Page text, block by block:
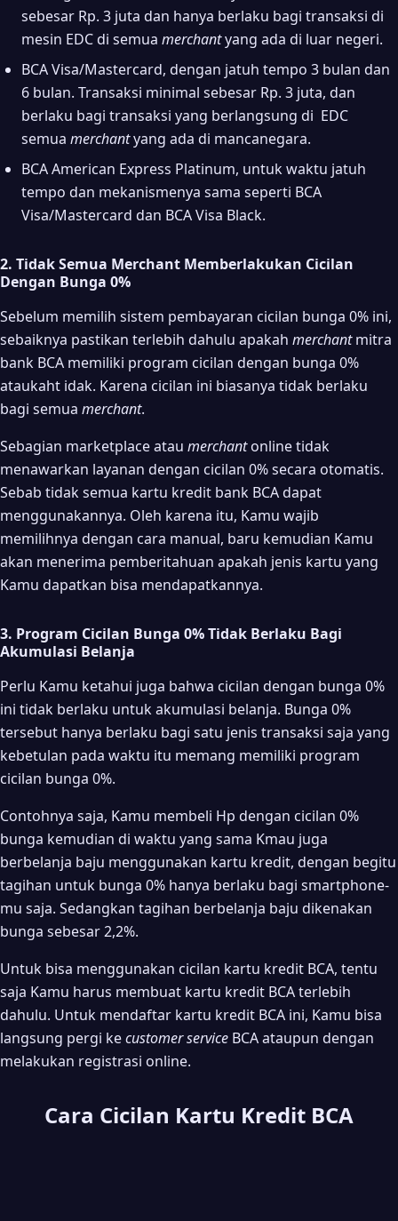
sebesar Rp. 3 juta dan hanya berlaku bagi transaksi di
mesin EDC di semua merchantyang ada di luar negeri.
BCA Visa/Mastercard, dengan jatuh tempo 3 bulan dan
6 bulan. Transaksi minimal sebesar Rp. 3 juta, dan
berlaku bagi transaksi yang berlangsung di EDC
semua merchantyang ada di mancanegara.
BCA American Express Platinum, untuk waktu jatuh
tempo dan mekanismenya sama seperti BCA
Visa/Mastercard dan BCA Visa Black.
2. Tidak Semua Merchant Memberlakukan Cicilan
Dengan Bunga 0%
Sebelum memilih sistem pembayaran cicilan bunga 0% ini,
sebaiknya pastikan terlebih dahulu apakah merchantmitra
bank BCA memiliki program cicilan dengan bunga 0%
ataukaht idak. Karena cicilan ini biasanya tidak berlaku
bagi semua merchant.
Sebagian marketplace atau merchantonline tidak
menawarkan layanan dengan cicilan 0% secara otomatis.
Sebab tidak semua kartu kredit bank BCA dapat
menggunakannya. Oleh karena itu, Kamu wajib
memilihnya dengan cara manual, baru kemudian Kamu
akan menerima pemberitahuan apakah jenis kartu yang
Kamu dapatkan bisa mendapatkannya.
3. Program Cicilan Bunga 0% Tidak Berlaku Bagi
Akumulasi Belanja
Perlu Kamu ketahui juga bahwa cicilan dengan bunga 0%
ini tidak berlaku untuk akumulasi belanja. Bunga 0%
tersebut hanya berlaku bagi satu jenis transaksi saja yang
kebetulan pada waktu itu memang memiliki program
cicilan bunga 0%.
Contohnya saja, Kamu membeli Hp dengan cicilan 0%
bunga kemudian di waktu yang sama Kmau juga
berbelanja baju menggunakan kartu kredit, dengan begitu
tagihan untuk bunga 0% hanya berlaku bagi smartphone-
mu saja. Sedangkan tagihan berbelanja baju dikenakan
bunga sebesar 2,2%.
Untuk bisa menggunakan cicilan kartu kredit BCA, tentu
saja Kamu harus membuat kartu kredit BCA terlebih
dahulu. Untuk mendaftar kartu kredit BCA ini, Kamu bisa
langsung pergi kecustomer service BCA ataupun dengan
melakukan registrasi online.
Cara Cicilan Kartu Kredit BCA